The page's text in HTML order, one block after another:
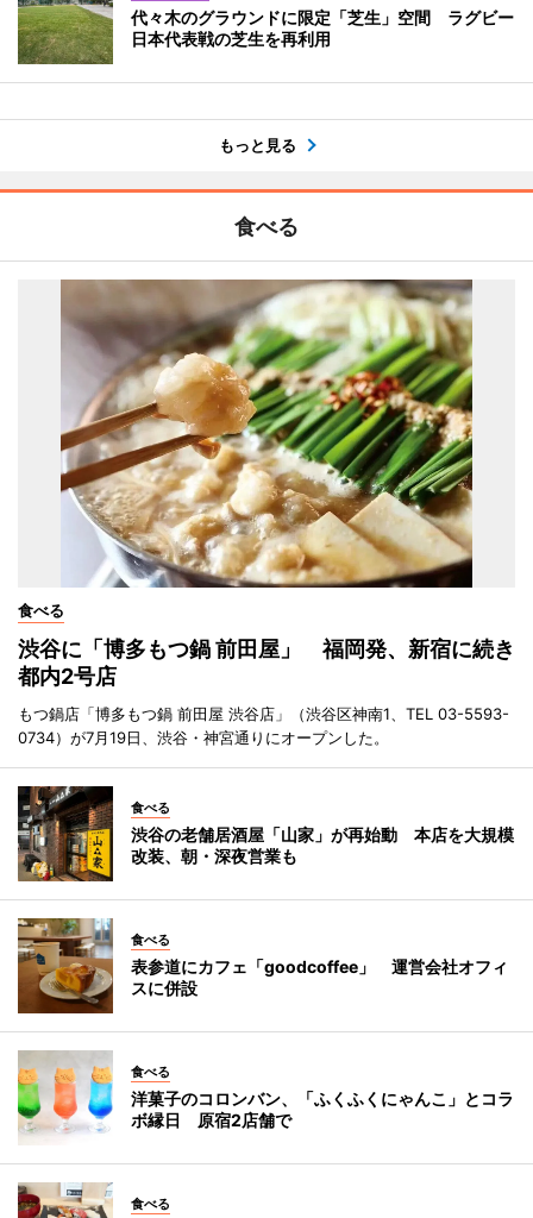
代々木のグラウンドに限定「芝生」空間 ラグビー
日本代表戦の芝生を再利用
もっと見る
食べる
食べる
渋谷に「博多もつ鍋 前田屋」 福岡発、新宿に続き
都内2号店
もつ鍋店「博多もつ鍋 前田屋 渋谷店」（渋谷区神南1、TEL 03-5593-
0734）が7月19日、渋谷・神宮通りにオープンした。
食べる
渋谷の老舗居酒屋「山家」が再始動 本店を大規模
改装、朝・深夜営業も
食べる
表参道にカフェ「goodcoffee」 運営会社オフィ
スに併設
食べる
洋菓子のコロンバン、「ふくふくにゃんこ」とコラ
ボ縁日 原宿2店舗で
食べる